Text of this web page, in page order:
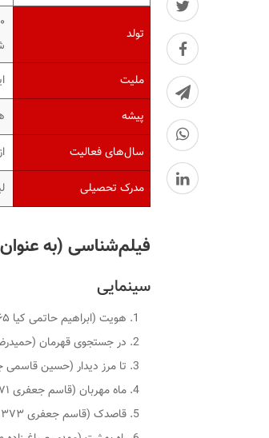
تولد
۱۰
ملیت
پیشه
سال‌های فعالیت
از
مدرک تحصیلی
فیلم‌شناسی (به عنوان
سینمایی
هویت (ابراهیم حاتمی کیا ۱۳۶۵)
در جستجوی قهرمان (حمیدرضا
تا مرز دیدار (حسین قاسمی
ماه مهربان (قاسم جعفری ۱۳۷۱)
قاصدک (قاسم جعفری ۱۳۷۳)